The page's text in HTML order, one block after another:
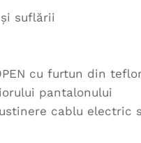
suflării
cu furtun din
pantalonului
cablu electric